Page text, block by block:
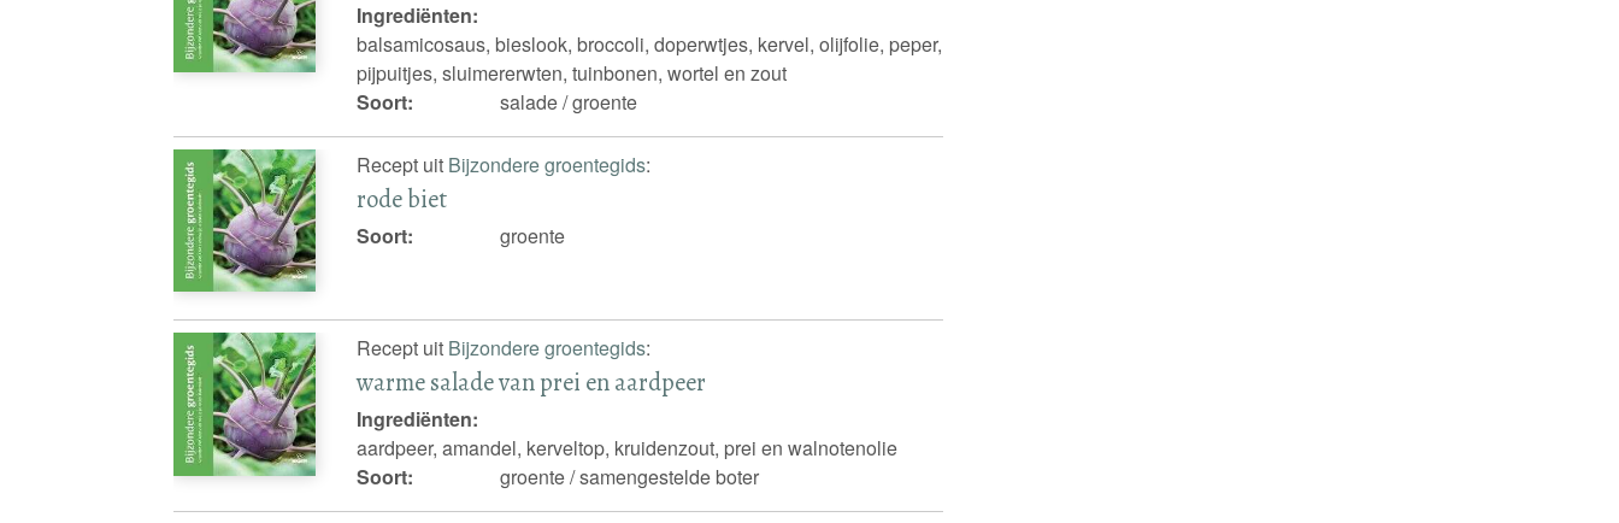
Ingrediënten:
balsamicosaus, bieslook, broccoli, doperwtjes, kervel, olijfolie, peper,
pijpuitjes, sluimererwten, tuinbonen, wortel en zout
Soort:
salade / groente
Recept uit Bijzondere groentegids:
rode biet
Soort: groente
Recept uit Bijzondere groentegids:
warme salade van prei en aardpeer
Ingrediënten:
aardpeer, amandel, kerveltop, kruidenzout, prei en walnotenolie
Soort:
groente / samengestelde boter